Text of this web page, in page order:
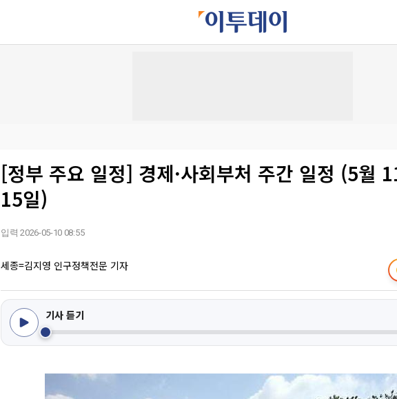
[정부 주요 일정] 경제·사회부처 주간 일정 (5월
15일)
입력 2026-05-10 08:55
세종=김지영 인구정책전문 기자
기사 듣기